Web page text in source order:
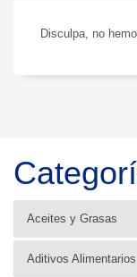
Disculpa, no
Aceites y Grasas
Aditivos Alimentarios